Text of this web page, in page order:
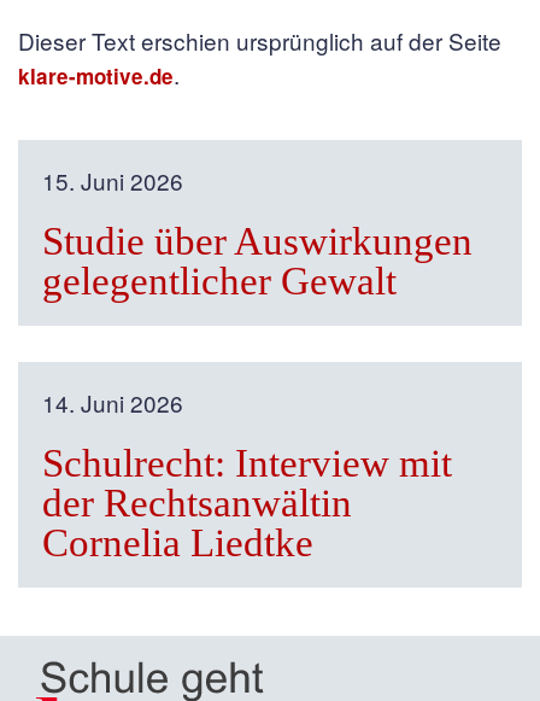
Dieser Text erschien ursprünglich auf der Seite
klare-motive.de.
15. Juni 2026
Studie über Auswirkungen
gelegentlicher Gewalt
14. Juni 2026
Schulrecht: Interview mit
der Rechtsanwältin
Cornelia Liedtke